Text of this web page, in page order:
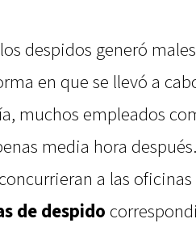
despidos generó
en que se llevó a
muchos empleados
media hora
a las
de despido